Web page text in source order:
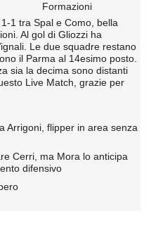
Formazioni
1 tra Spal e Como, bella
Al gol di Gliozzi ha
Le due squadre restano
il Parma al 14esimo posto.
sia la decima sono distanti
Live Match, grazie per
Arrigoni, flipper in area senza
Cerri, ma Mora lo anticipa
difensivo